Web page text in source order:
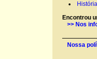
Encontrou
>> Nos
Nossa